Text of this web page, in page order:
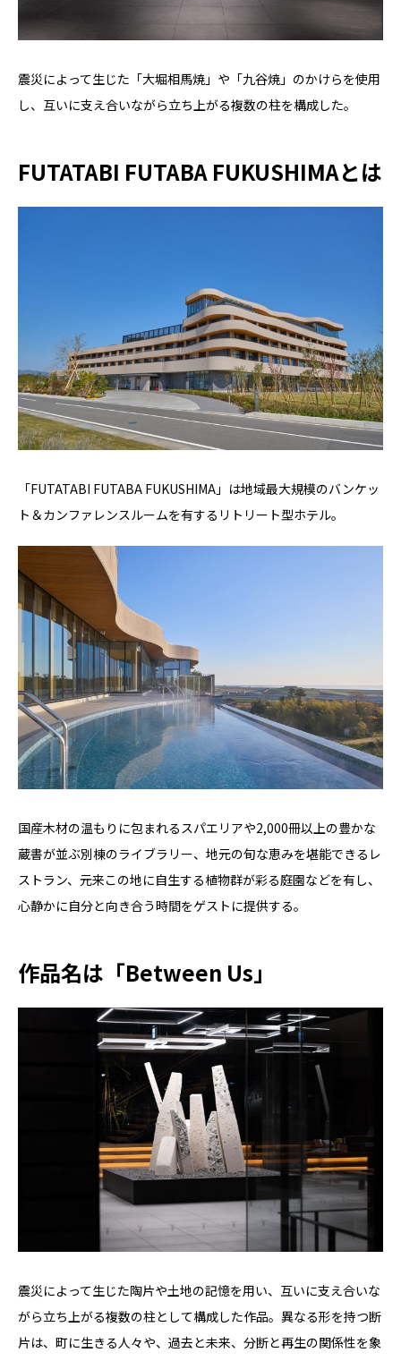
震災によって生じた「大堀相馬焼」や「九谷焼」のかけらを使用
し、互いに支え合いながら立ち上がる複数の柱を構成した。
FUTATABI FUTABA FUKUSHIMAとは
「FUTATABI FUTABA FUKUSHIMA」は地域最大規模のバンケッ
ト＆カンファレンスルームを有するリトリート型ホテル。
国産木材の温もりに包まれるスパエリアや2,000冊以上の豊かな
蔵書が並ぶ別棟のライブラリー、地元の旬な恵みを堪能できるレ
ストラン、元来この地に自生する植物群が彩る庭園などを有し、
心静かに自分と向き合う時間をゲストに提供する。
作品名は「Between Us」
震災によって生じた陶片や土地の記憶を用い、互いに支え合いな
がら立ち上がる複数の柱として構成した作品。異なる形を持つ断
片は、町に生きる人々や、過去と未来、分断と再生の関係性を象